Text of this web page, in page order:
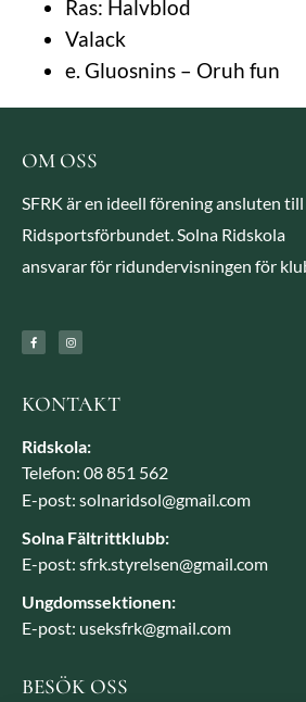
Ras: Halvblod
Valack
e. Gluosnins – Oruh fun
OM OSS
SFRK är en ideell förening ansluten till
Ridsportsförbundet. Solna Ridskola
ansvarar för ridundervisningen för
KONTAKT
Ridskola:
Telefon: 08 851 562
E-post: solnaridsol@gmail.com
Solna Fältrittklubb:
E-post: sfrk.styrelsen@gmail.com
Ungdomssektionen:
E-post: useksfrk@gmail.com
BESÖK OSS